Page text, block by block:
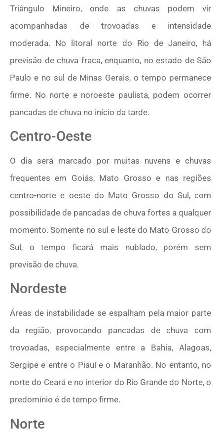
Triângulo Mineiro, onde as chuvas podem vir
acompanhadas de trovoadas e intensidade
moderada. No litoral norte do Rio de Janeiro, há
previsão de chuva fraca, enquanto, no estado de São
Paulo e no sul de Minas Gerais, o tempo permanece
firme. No norte e noroeste paulista, podem ocorrer
pancadas de chuva no início da tarde.
Centro-Oeste
O dia será marcado por muitas nuvens e chuvas
frequentes em Goiás, Mato Grosso e nas regiões
centro-norte e oeste do Mato Grosso do Sul, com
possibilidade de pancadas de chuva fortes a qualquer
momento. Somente no sul e leste do Mato Grosso do
Sul, o tempo ficará mais nublado, porém sem
previsão de chuva.
Nordeste
Áreas de instabilidade se espalham pela maior parte
da região, provocando pancadas de chuva com
trovoadas, especialmente entre a Bahia, Alagoas,
Sergipe e entre o Piauí e o Maranhão. No entanto, no
norte do Ceará e no interior do Rio Grande do Norte, o
predomínio é de tempo firme.
Norte